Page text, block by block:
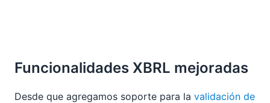
Funcionalidades XBRL mejoradas
Desde que agregamos soporte para la validación de